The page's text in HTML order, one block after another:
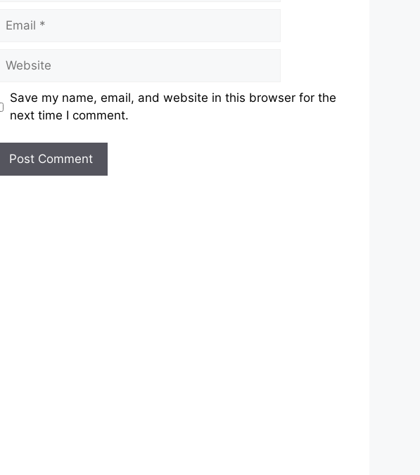
Email
Website
Save my name, email, and website in this browser for the
next time I comment.